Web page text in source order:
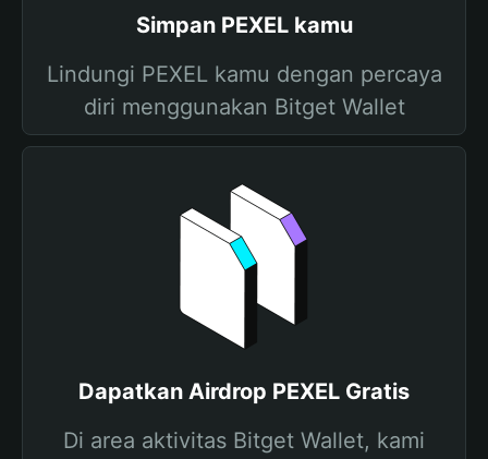
Simpan PEXEL kamu
Lindungi PEXEL kamu dengan percaya
diri menggunakan Bitget Wallet
Dapatkan Airdrop PEXEL Gratis
Di area aktivitas Bitget Wallet, kami